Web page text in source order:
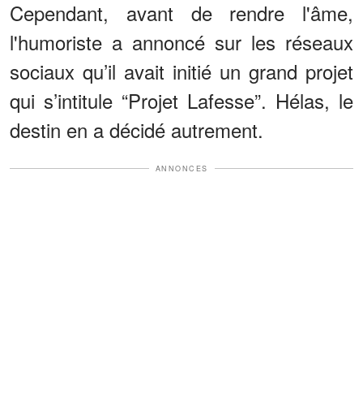
Cependant, avant de rendre l'âme,
l'humoriste a annoncé sur les réseaux
sociaux qu’il avait initié un grand projet
qui s’intitule “Projet Lafesse”. Hélas, le
destin en a décidé autrement.
ANNONCES